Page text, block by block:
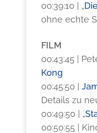
00:39:10 | „
ohne echte
FILM
00:43:45 |
Kong
00:45:50 |
Details zu
00:49:50 | „
00:50:55 |